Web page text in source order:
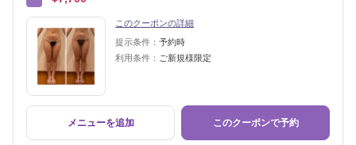
このクーポンの詳細
提示条件： 予約時
利用条件： ご新規様限定
メニューを追加 このクーポンで予約